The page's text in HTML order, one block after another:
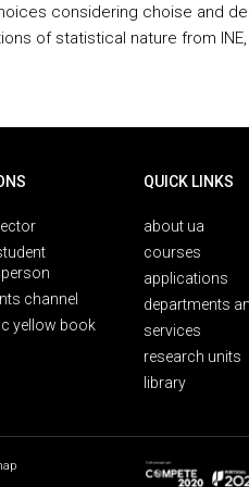
considering choise and
of statistical nature from INE,
channel
yellow book
QUICK LINKS
about ua
courses
applications
departments
services
research units
library